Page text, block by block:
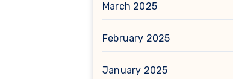
March 2025
February 2025
January 2025